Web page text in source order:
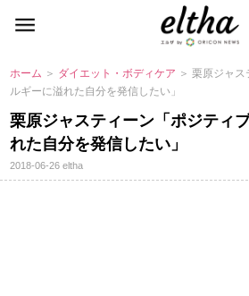
ホーム ＞ ダイエット・ボディケア ＞ 栗原ジャ
ルギーに溢れた自分を発信したい」
栗原ジャスティーン「ポジティ
れた自分を発信したい」
2018-06-26eltha